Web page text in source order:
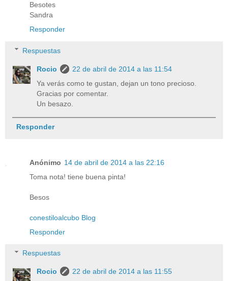
Besotes
Sandra
Responder
Respuestas
Rocio
22 de abril de 2014 a las 11:54
Ya verás como te gustan, dejan un tono precioso.
Gracias por comentar.
Un besazo.
Responder
Anónimo 14 de abril de 2014 a las 22:16
Toma nota! tiene buena pinta!
Besos
conestiloalcubo Blog
Responder
Respuestas
Rocio
22 de abril de 2014 a las 11:55